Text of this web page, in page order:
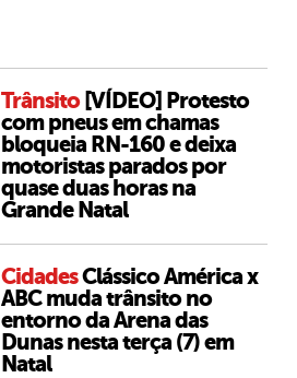
Trânsito [VÍDEO] Protesto
com pneus em chamas
bloqueia RN-160 e deixa
motoristas parados por
quase duas horas na
Grande Natal
CidadesClássico América x
ABC muda trânsito no
entorno da Arena das
Dunas nesta terça (7) em
Natal